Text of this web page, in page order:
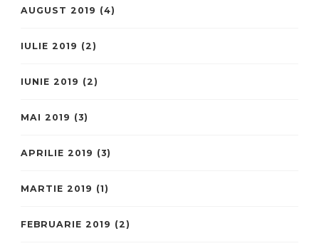
AUGUST 2019 (4)
IULIE 2019 (2)
IUNIE 2019 (2)
MAI 2019 (3)
APRILIE 2019 (3)
MARTIE 2019 (1)
FEBRUARIE 2019 (2)